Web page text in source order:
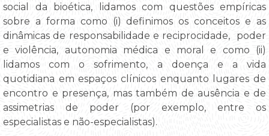
social da bioética, lidamos com questões empíricas
sobre a forma como (i) definimos os conceitos e as
dinâmicas de responsabilidade e reciprocidade, poder
e violência, autonomia médica e moral e como (ii)
lidamos com o sofrimento, a doença e a vida
quotidiana em espaços clínicos enquanto lugares de
encontro e presença, mas também de ausência e de
assimetrias de poder (por exemplo, entre os
especialistas e não-especialistas).